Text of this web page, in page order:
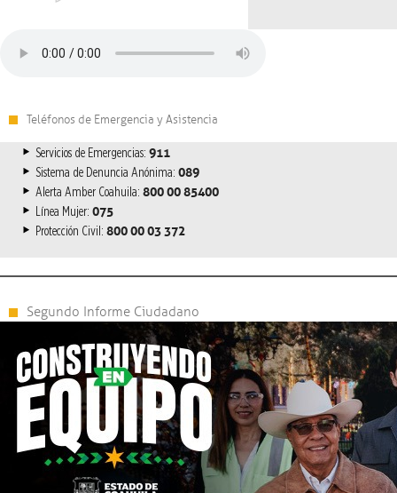
Teléfonos de Emergencia y Asistencia
Servicios de Emergencias: 911
Sistema de Denuncia Anónima: 089
Alerta Amber Coahuila: 800 00 85400
Línea Mujer: 075
Protección Civil: 800 00 03 372
Segundo Informe Ciudadano